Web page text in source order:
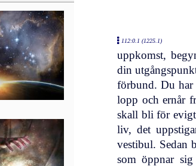
112:0.1 (1225.1)
uppkomst,
din
förbund. Du har
lopp och ernår
skall bli för
liv, det
vestibul. Sedan
som öppnar